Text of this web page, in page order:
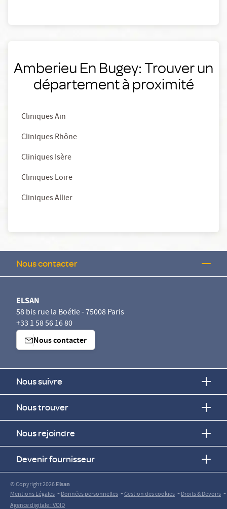
Amberieu En Bugey: Trouver un
département à proximité
Cliniques Ain
Cliniques Rhône
Cliniques Isère
Cliniques Loire
Cliniques Allier
Nous contacter
ELSAN
58 bis rue la Boétie - 75008 Paris
+33 1 58 56 16 80
Nous contacter
Nous suivre
Nous trouver
Nous rejoindre
Devenir fournisseur
© Copyright 2026Elsan
Mentions Légales -Données personnelles -Gestion des cookies -Droits & Devoirs -
Agence digitale : VOID